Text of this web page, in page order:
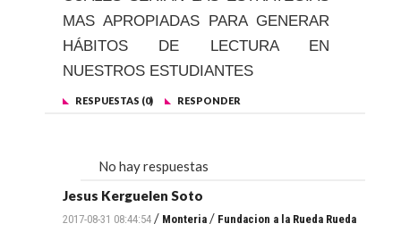
MAS APROPIADAS PARA GENERAR
HÁBITOS DE LECTURA EN
NUESTROS ESTUDIANTES
RESPUESTAS (0) RESPONDER
No hay respuestas
Jesus Kerguelen Soto
2017-08-31 08:44:54 / Monteria / Fundacion a la Rueda Rueda